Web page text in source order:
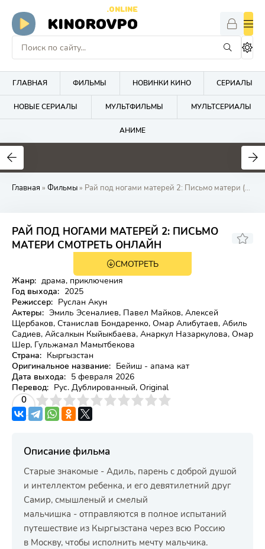
KINOROVPO
.ONLINE
ГЛАВНАЯ ФИЛЬМЫ НОВИНКИ КИНО СЕРИАЛЫ
НОВЫЕ СЕРИАЛЫ МУЛЬТФИЛЬМЫ МУЛЬТСЕРИАЛЫ
АНИМЕ
Главная » Фильмы» Рай под ногами матерей 2: Письмо матери (2025)
РАЙ ПОД НОГАМИ МАТЕРЕЙ 2: ПИСЬМО
МАТЕРИ СМОТРЕТЬ ОНЛАЙН
СМОТРЕТЬ
Жанр: драма, приключения
Год выхода: 2025
Режиссер: Руслан Акун
Актеры: Эмиль Эсеналиев, Павел Майков, Алексей
Щербаков, Станислав Бондаренко, Омар Алибутаев, Абиль
Садиев, Айсалкын Кыйыкбаева, Анаркул Назаркулова, Омар
Шер, Гульжамал Мамытбекова
Страна: Кыргызстан
Оригинальное название: Бейиш - апама кат
Дата выхода: 5 февраля 2026
Перевод: Рус. Дублированный, Original
0
4 5 6 7 8 9 10
Описание фильма
Старые знакомые - Адиль, парень с доброй душой
и интеллектом ребенка, и его девятилетний друг
Самир, смышленый и смелый
мальчишка - отправляются в полное испытаний
путешествие из Кыргызстана через всю Россию
в Москву, чтобы исполнить мечту мальчика.